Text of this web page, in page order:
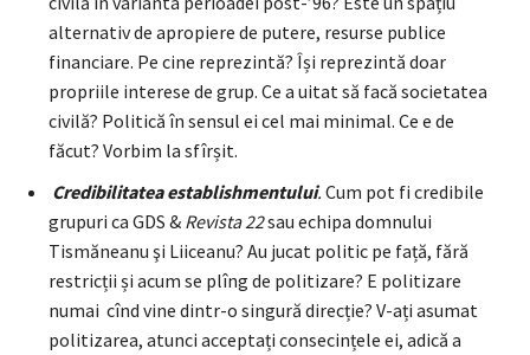
alternativ de apropiere de putere, resurse publice
financiare. Pe cine reprezintă? Își reprezintă doar
propriile interese de grup. Ce a uitat să facă societatea
civilă? Politică în sensul ei cel mai minimal. Ce e de
făcut? Vorbim la sfîrșit.
Credibilitatea establishmentului. Cum pot fi credibile
grupuri ca GDS & Revista 22sau echipa domnului
Tismăneanu şi Liiceanu? Au jucat politic pe față, fără
restricții și acum se plîng de politizare? E politizare
numai cînd vine dintr-o singură direcție? V-ați asumat
politizarea, atunci acceptați consecințele ei, adică a